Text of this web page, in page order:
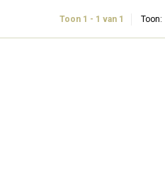
Toon 1 - 1 van 1 Toon: